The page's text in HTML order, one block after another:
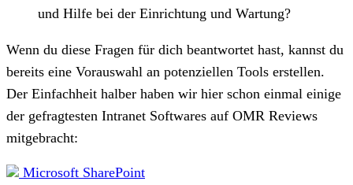
und Hilfe bei der Einrichtung und Wartung?
Wenn du diese Fragen für dich beantwortet hast, kannst du
bereits eine Vorauswahl an potenziellen Tools erstellen.
Der Einfachheit halber haben wir hier schon einmal einige
der gefragtesten Intranet Softwares auf OMR Reviews
mitgebracht:
Microsoft SharePoint